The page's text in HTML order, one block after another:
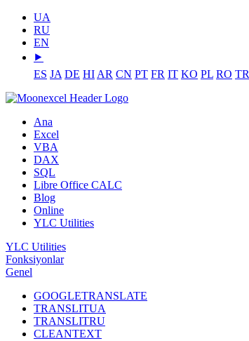
UA
RU
EN
⯈
ES JA DE HI AR CN PT FR IT KO PL RO TR
Ana
Excel
VBA
DAX
SQL
Libre Office CALC
Blog
Online
YLC Utilities
YLC Utilities
Fonksiyonlar
Genel
GOOGLETRANSLATE
TRANSLITUA
TRANSLITRU
CLEANTEXT